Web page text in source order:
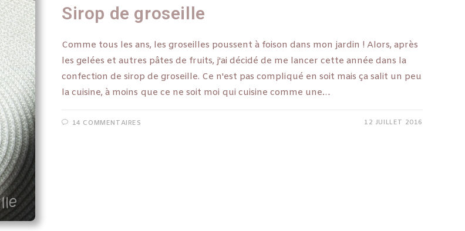
Sirop de groseille
Comme tous les ans, les groseilles poussent à foison dans mon jardin ! Alors, après
les gelées et autres pâtes de fruits, j'ai décidé de me lancer cette année dans la
confection de sirop de groseille. Ce n'est pas compliqué en soit mais ça salit un peu
la cuisine, à moins que ce ne soit moi qui cuisine comme une…
14 COMMENTAIRES 12 JUILLET 2016